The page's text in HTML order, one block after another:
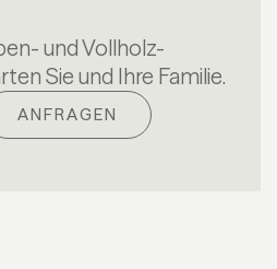
und Vollholz-
Sie und Ihre Familie.
ANFRAGEN